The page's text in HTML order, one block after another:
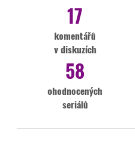
17
komentářů
v diskuzích
58
ohodnocených
seriálů